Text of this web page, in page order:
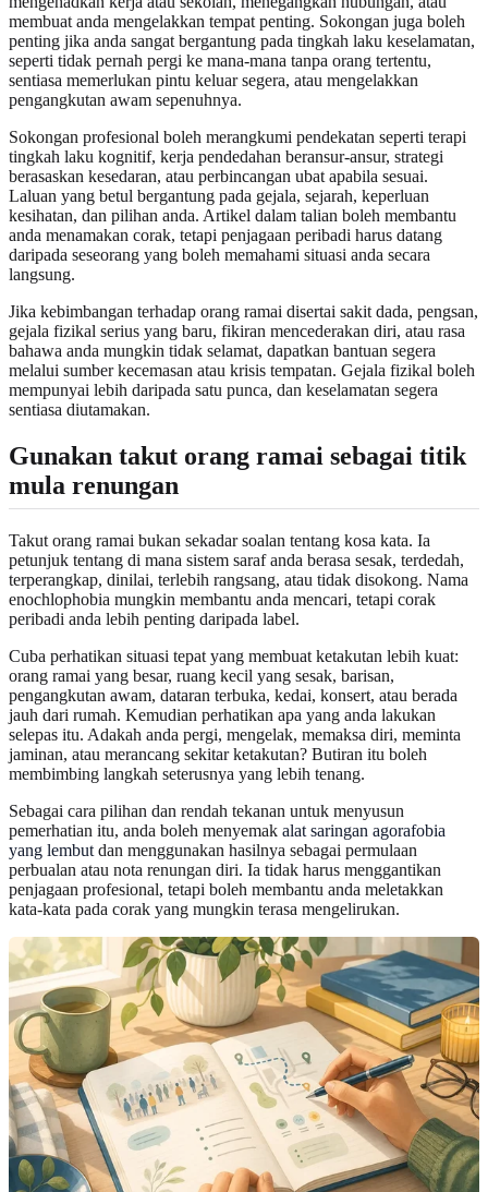
membuat anda mengelakkan tempat penting. Sokongan juga boleh
penting jika anda sangat bergantung pada tingkah laku keselamatan,
seperti tidak pernah pergi ke mana-mana tanpa orang tertentu,
sentiasa memerlukan pintu keluar segera, atau mengelakkan
pengangkutan awam sepenuhnya.
Sokongan profesional boleh merangkumi pendekatan seperti terapi
tingkah laku kognitif, kerja pendedahan beransur-ansur, strategi
berasaskan kesedaran, atau perbincangan ubat apabila sesuai.
Laluan yang betul bergantung pada gejala, sejarah, keperluan
kesihatan, dan pilihan anda. Artikel dalam talian boleh membantu
anda menamakan corak, tetapi penjagaan peribadi harus datang
daripada seseorang yang boleh memahami situasi anda secara
langsung.
Jika kebimbangan terhadap orang ramai disertai sakit dada, pengsan,
gejala fizikal serius yang baru, fikiran mencederakan diri, atau rasa
bahawa anda mungkin tidak selamat, dapatkan bantuan segera
melalui sumber kecemasan atau krisis tempatan. Gejala fizikal boleh
mempunyai lebih daripada satu punca, dan keselamatan segera
sentiasa diutamakan.
Gunakan takut orang ramai sebagai titik
mula renungan
Takut orang ramai bukan sekadar soalan tentang kosa kata. Ia
petunjuk tentang di mana sistem saraf anda berasa sesak, terdedah,
terperangkap, dinilai, terlebih rangsang, atau tidak disokong. Nama
enochlophobia mungkin membantu anda mencari, tetapi corak
peribadi anda lebih penting daripada label.
Cuba perhatikan situasi tepat yang membuat ketakutan lebih kuat:
orang ramai yang besar, ruang kecil yang sesak, barisan,
pengangkutan awam, dataran terbuka, kedai, konsert, atau berada
jauh dari rumah. Kemudian perhatikan apa yang anda lakukan
selepas itu. Adakah anda pergi, mengelak, memaksa diri, meminta
jaminan, atau merancang sekitar ketakutan? Butiran itu boleh
membimbing langkah seterusnya yang lebih tenang.
Sebagai cara pilihan dan rendah tekanan untuk menyusun
pemerhatian itu, anda boleh menyemak alat saringan agorafobia
yang lembut dan menggunakan hasilnya sebagai permulaan
perbualan atau nota renungan diri. Ia tidak harus menggantikan
penjagaan profesional, tetapi boleh membantu anda meletakkan
kata-kata pada corak yang mungkin terasa mengelirukan.